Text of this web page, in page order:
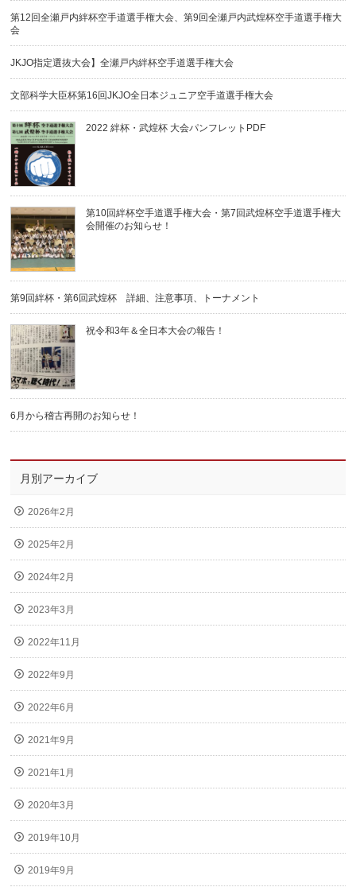
第12回全瀬戸内絆杯空手道選手権大会、第9回全瀬戸内武煌杯空手道選手権大
会
JKJO指定選抜大会】全瀬戸内絆杯空手道選手権大会
文部科学大臣杯第16回JKJO全日本ジュニア空手道選手権大会
2022 絆杯・武煌杯 大会パンフレットPDF
第10回絆杯空手道選手権大会・第7回武煌杯空手道選手権大
会開催のお知らせ！
第9回絆杯・第6回武煌杯 詳細、注意事項、トーナメント
祝令和3年＆全日本大会の報告！
6月から稽古再開のお知らせ！
月別アーカイブ
2026年2月
2025年2月
2024年2月
2023年3月
2022年11月
2022年9月
2022年6月
2021年9月
2021年1月
2020年3月
2019年10月
2019年9月